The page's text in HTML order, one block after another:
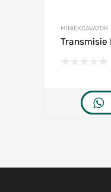
MINIEXCAVATOR
Transmisie